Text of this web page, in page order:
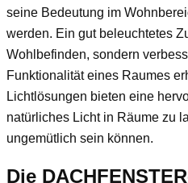
seine Bedeutung im
werden. Ein gut beleuchtetes
Wohlbefinden, sondern
Funktionalität eines Raumes
Lichtlösungen bieten eine
natürliches Licht in Räume zu
ungemütlich sein können.
Die